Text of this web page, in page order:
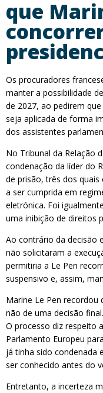
que
Os procuradores
manter a possibilidade
de 2027, ao pedirem
seja aplicada de forma
dos assistentes
No Tribunal da Relação
condenação da líder do
de prisão, três dos
a ser cumprida em
eletrónica. Foi
uma inibição de direitos
Ao contrário da decisão
não solicitaram a
permitiria a Le Pen
suspensivo e, assim,
Marine Le Pen recordou
não de uma decisão final.
O processo diz respeito
Parlamento Europeu
já tinha sido condenada
ser conhecido antes do
Entretanto, a incerteza